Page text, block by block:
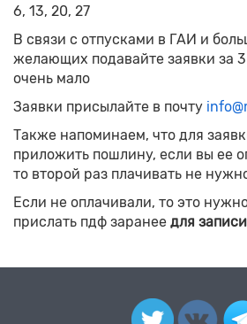
6, 13, 20, 27
В связи с отпусками в ГАИ и
желающих подавайте заявки за
очень мало
Заявки присылайте в почту
Также напоминаем, что для
приложить пошлину, если вы ее
то второй раз плачивать не
Если не оплачивали, то это
прислать пдф заранее для